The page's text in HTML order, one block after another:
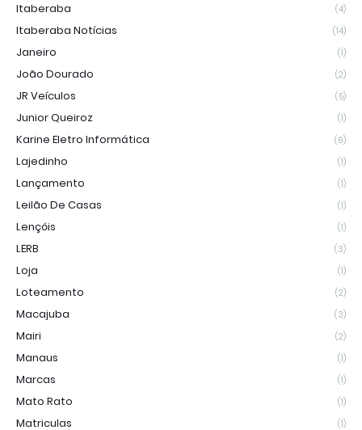
Itaberaba (4)
Itaberaba Notícias (14)
Janeiro (1)
João Dourado (2)
JR Veículos (5)
Junior Queiroz (1)
Karine Eletro Informática (6)
Lajedinho (1)
Lançamento (1)
Leilão De Casas (1)
Lençóis (1)
LERB (3)
Loja (1)
Loteamento (2)
Macajuba (3)
Mairi (2)
Manaus (1)
Marcas (1)
Mato Rato (1)
Matriculas (1)